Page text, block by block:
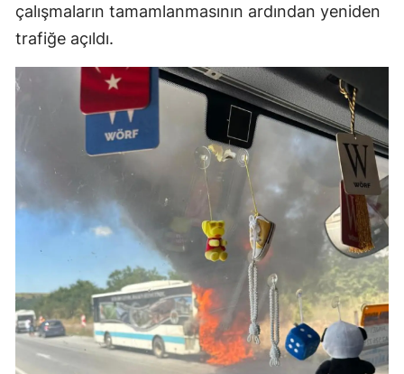
Mardin
Muğla
Muş
Nevşehir
Niğde
Ordu
Rize
Sakarya
Samsun
çalışmaların tamamlanmasının ardından yeniden
trafiğe açıldı.